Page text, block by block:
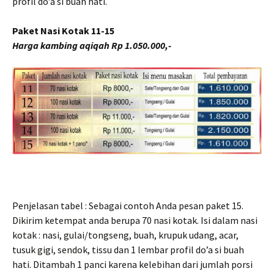
Paket Nasi Kotak 11-15
Harga kambing aqiqah Rp 1.050.000,-
Penjelasan tabel : Sebagai contoh Anda pesan paket 15.
Dikirim ketempat anda berupa 70 nasi kotak. Isi dalam nasi
kotak : nasi, gulai/tongseng, buah, krupuk udang, acar,
tusuk gigi, sendok, tissu dan 1 lembar profil do’a si buah
hati. Ditambah 1 panci karena kelebihan dari jumlah porsi